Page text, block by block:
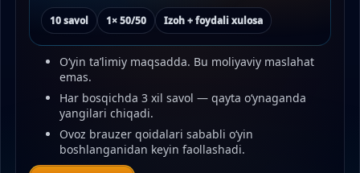
10 savol 1× 50/50 Izoh + foydali xulosa
O‘yin ta’limiy maqsadda. Bu moliyaviy maslahat
emas.
Har bosqichda 3 xil savol — qayta o‘ynaganda
yangilari chiqadi.
Ovoz brauzer qoidalari sababli o‘yin
boshlanganidan keyin faollashadi.